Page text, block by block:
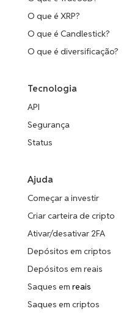
O que é XRP?
O que é Candlestick?
O que é diversificação?
Tecnologia
API
Segurança
Status
Ajuda
Começar a investir
Criar carteira de cripto
Ativar/desativar 2FA
Depósitos em criptos
Depósitos em reais
Saques em reais
Saques em criptos